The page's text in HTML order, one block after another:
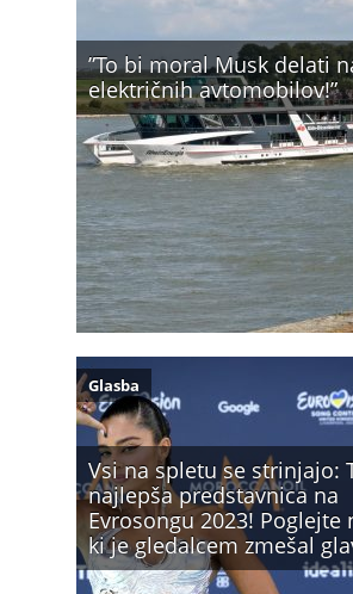
”To bi moral Musk delati
električnih avtomobilov!”
Vsi na spletu se strinjajo:
najlepša predstavnica na
Evrosongu 2023! Poglejte
ki je gledalcem zmešal
Glasba